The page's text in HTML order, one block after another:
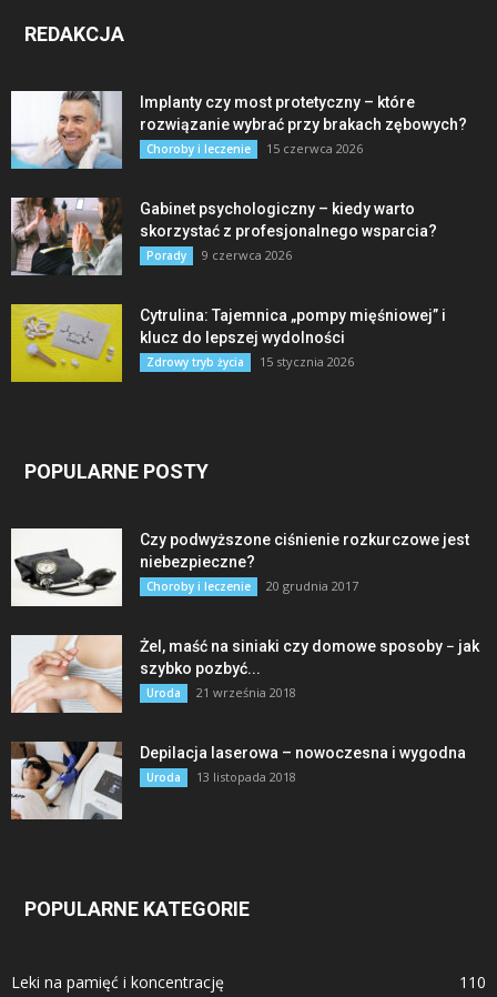
REDAKCJA
Implanty czy most protetyczny – które
rozwiązanie wybrać przy brakach zębowych?
Choroby i leczenie 15 czerwca 2026
Gabinet psychologiczny – kiedy warto
skorzystać z profesjonalnego wsparcia?
Porady 9 czerwca 2026
Cytrulina: Tajemnica „pompy mięśniowej” i
klucz do lepszej wydolności
Zdrowy tryb życia 15 stycznia 2026
POPULARNE POSTY
Czy podwyższone ciśnienie rozkurczowe jest
niebezpieczne?
Choroby i leczenie 20 grudnia 2017
Żel, maść na siniaki czy domowe sposoby − jak
szybko pozbyć...
Uroda 21 września 2018
Depilacja laserowa – nowoczesna i wygodna
Uroda 13 listopada 2018
POPULARNE KATEGORIE
Leki na pamięć i koncentrację
110